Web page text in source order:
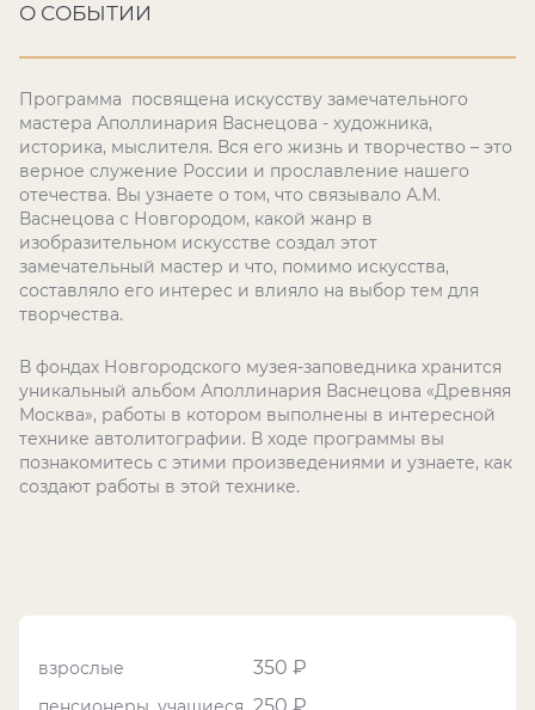
О СОБЫТИИ
Программа посвящена искусству замечательного
мастера Аполлинария Васнецова - художника,
историка, мыслителя. Вся его жизнь и творчество – это
верное служение России и прославление нашего
отечества. Вы узнаете о том, что связывало А.М.
Васнецова с Новгородом, какой жанр в
изобразительном искусстве создал этот
замечательный мастер и что, помимо искусства,
составляло его интерес и влияло на выбор тем для
творчества.
В фондах Новгородского музея-заповедника хранится
уникальный альбом Аполлинария Васнецова «Древняя
Москва», работы в котором выполнены в интересной
технике автолитографии. В ходе программы вы
познакомитесь с этими произведениями и узнаете, как
создают работы в этой технике.
взрослые 350 ₽